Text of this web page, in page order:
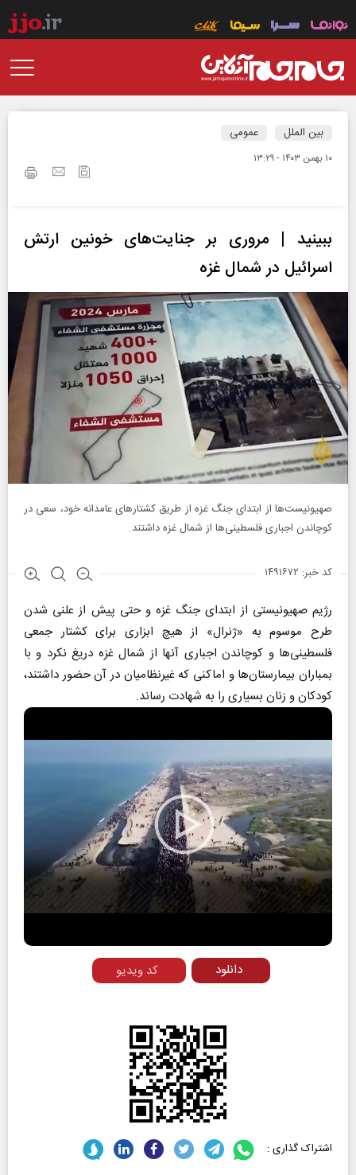
بین الملل عمومی
۱۰ بهمن ۱۴۰۳ - ۱۳:۲۹
ببینید | مروری بر جنایت‌های خونین ارتش
اسرائیل در شمال غزه
صهیونیست‌ها از ابتدای جنگ غزه از طریق کشتار‌های عامدانه خود، سعی در
کوچاندن اجباری فلسطینی‌ها از شمال غزه داشتند.
کد خبر: ۱۴۹۱۶۷۲
رژیم صهیونیستی از ابتدای جنگ غزه و حتی پیش از علنی شدن
طرح موسوم به «ژنرال» از هیچ ابزاری برای کشتار جمعی
فلسطینی‌ها و کوچاندن اجباری آنها از شمال غزه دریغ نکرد و با
بمباران بیمارستان‌ها و اماکنی که غیرنظامیان در آن حضور داشتند،
کودکان و زنان بسیاری را به شهادت رساند.
Play
Video
کد ویدیو دانلود
اشتراک گذاری :